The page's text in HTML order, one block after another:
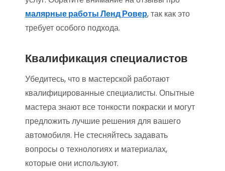
малярные работы Ленд Ровер, так как это
требует особого подхода.
Квалификация специалистов
Убедитесь, что в мастерской работают
квалифицированные специалисты. Опытные
мастера знают все тонкости покраски и могут
предложить лучшие решения для вашего
автомобиля. Не стесняйтесь задавать
вопросы о технологиях и материалах,
которые они используют.